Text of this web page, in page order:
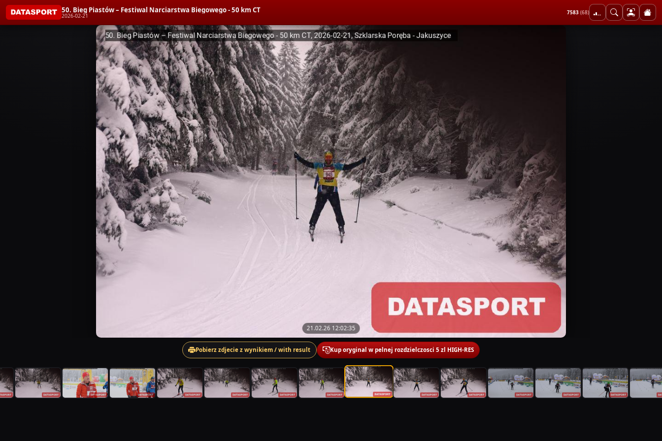
50. Bieg Piastów – Festiwal Narciarstwa Biegowego - 50 km CT
2026-02-21 7583 (68)
21.02.26 12:02:35
Pobierz zdjecie z wynikiem / with result Kup oryginal w pelnej rozdzielczosci 5 zl HIGH-RES